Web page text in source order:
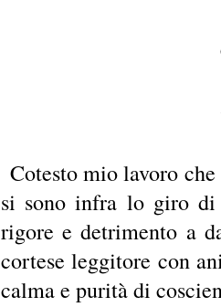
Cotesto mio lavoro
si sono infra lo giro di
rigore e detrimento a
cortese leggitore con
calma e purità di